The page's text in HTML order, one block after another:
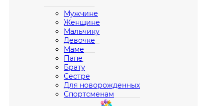
Мужчине
Женщине
Мальчику
Девочке
Маме
Папе
Брату
Сестре
Для новорожденных
Спортсменам